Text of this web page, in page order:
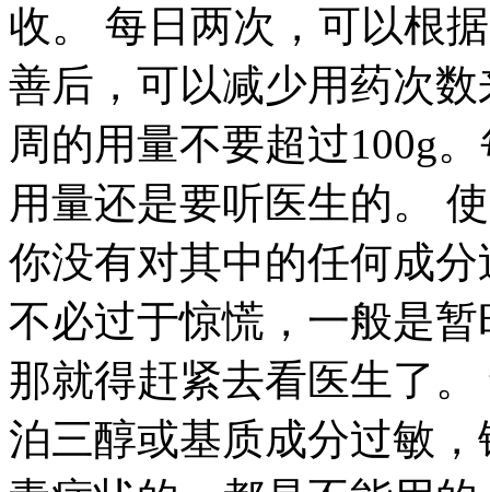
收。 每日两次，可以根
善后，可以减少用药次
周的用量不要超过100g
用量还是要听医生的。
你没有对其中的任何成
不必过于惊慌，一般是
那就得赶紧去看医生了
泊三醇或基质成分过敏